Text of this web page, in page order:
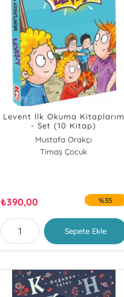
Levent İlk Okuma Kitaplarım
- Set (10 Kitap)
Mustafa Orakçı
Timaş Çocuk
₺390,00 %35
Sepete Ekle